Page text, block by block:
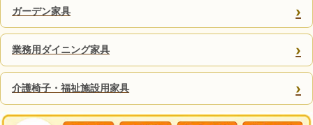
ガーデン家具 ›
業務用ダイニング家具 ›
介護椅子・福祉施設用家具 ›